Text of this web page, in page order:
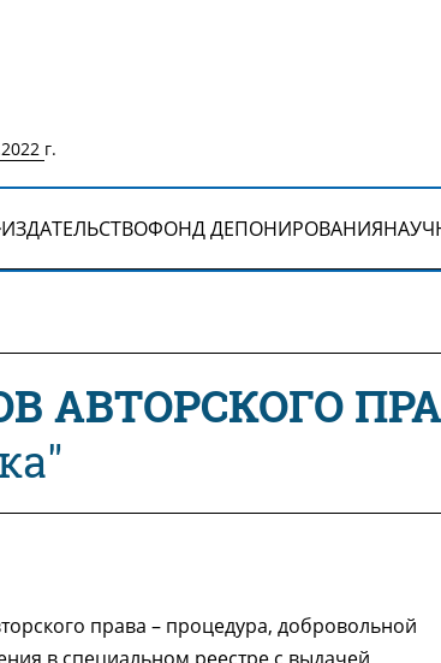
г.
ИЗДАТЕЛЬСТВОФОНД ДЕПОНИРОВАНИЯ
АВТОРСКОГО
права – процедура, добровольной